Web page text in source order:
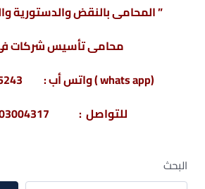
” المحامى بالنقض والدستورية
محامى تأسيس شركات
(whats app ) واتس أب : 201220615243+
للتواصل : 201103004317+
البحث